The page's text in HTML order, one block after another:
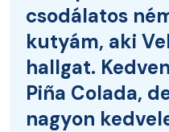
csodálatos
kutyám, aki
hallgat.
Piña Colada,
nagyon